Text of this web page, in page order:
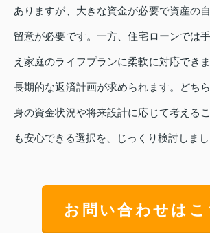
ありますが、大きな資金が必要で資産の
留意が必要です。一方、住宅ローンでは
え家庭のライフプランに柔軟に対応でき
長期的な返済計画が求められます。どち
身の資金状況や将来設計に応じて考える
も安心できる選択を、じっくり検討しまし
お問い合わせはこ